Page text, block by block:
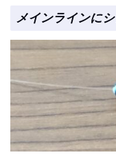
メインラインに